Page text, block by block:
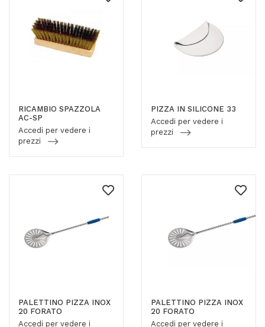
RICAMBIO SPAZZOLA
AC-SP
Accedi per vedere i
prezzi
PIZZA IN SILICONE 33
Accedi per vedere i
prezzi
PALETTINO PIZZA INOX
20 FORATO
Accedi per vedere i
PALETTINO PIZZA INOX
20 FORATO
Accedi per vedere i